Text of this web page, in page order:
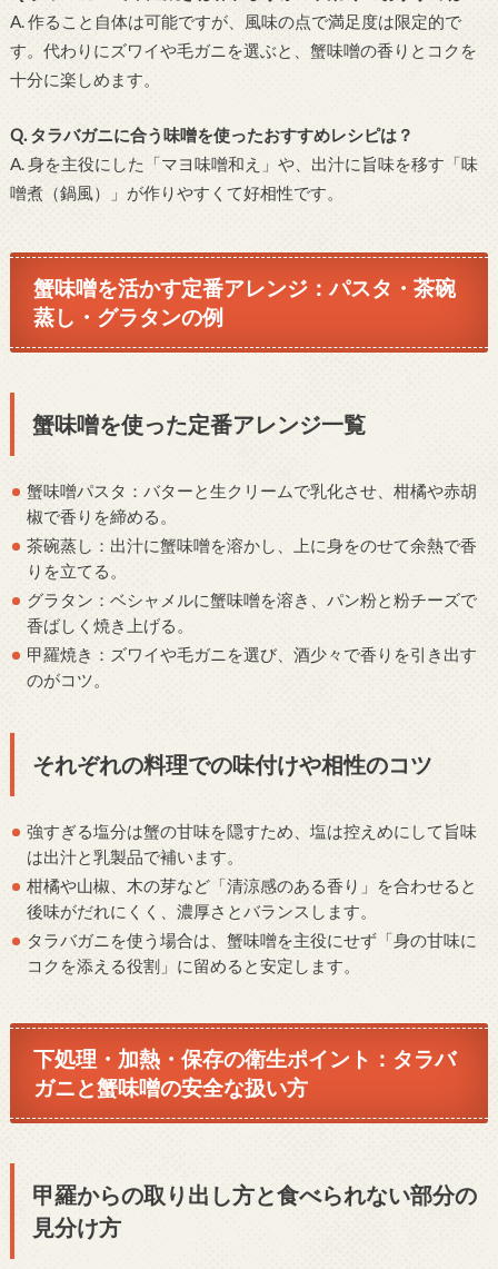
A. 作ること自体は可能ですが、風味の点で満足度は限定的で
す。代わりにズワイや毛ガニを選ぶと、蟹味噌の香りとコクを
十分に楽しめます。
Q. タラバガニに合う味噌を使ったおすすめレシピは？
A. 身を主役にした「マヨ味噌和え」や、出汁に旨味を移す「味
噌煮（鍋風）」が作りやすくて好相性です。
蟹味噌を活かす定番アレンジ：パスタ・茶碗
蒸し・グラタンの例
蟹味噌を使った定番アレンジ一覧
蟹味噌パスタ：バターと生クリームで乳化させ、柑橘や赤胡
椒で香りを締める。
茶碗蒸し：出汁に蟹味噌を溶かし、上に身をのせて余熱で香
りを立てる。
グラタン：ベシャメルに蟹味噌を溶き、パン粉と粉チーズで
香ばしく焼き上げる。
甲羅焼き：ズワイや毛ガニを選び、酒少々で香りを引き出す
のがコツ。
それぞれの料理での味付けや相性のコツ
強すぎる塩分は蟹の甘味を隠すため、塩は控えめにして旨味
は出汁と乳製品で補います。
柑橘や山椒、木の芽など「清涼感のある香り」を合わせると
後味がだれにくく、濃厚さとバランスします。
タラバガニを使う場合は、蟹味噌を主役にせず「身の甘味に
コクを添える役割」に留めると安定します。
下処理・加熱・保存の衛生ポイント：タラバ
ガニと蟹味噌の安全な扱い方
甲羅からの取り出し方と食べられない部分の
見分け方